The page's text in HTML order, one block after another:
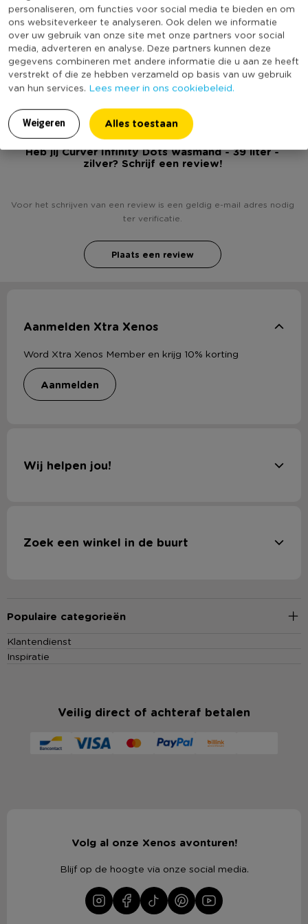
personaliseren, om functies voor social media te bieden en om
ons websiteverkeer te analyseren. Ook delen we informatie
over uw gebruik van onze site met onze partners voor social
media, adverteren en analyse. Deze partners kunnen deze
gegevens combineren met andere informatie die u aan ze heeft
verstrekt of die ze hebben verzameld op basis van uw gebruik
van hun services. Lees meer in ons cookiebeleid.
Weigeren Alles toestaan
Productlengte (cm)
58
Merk
Curver
Met handvat
Ja
Duurzaamheidsscore
(Nog) geen score
bekend
Heb jij Curver Infinity Dots wasmand - 39 liter -
zilver? Schrijf een review!
Voor het schrijven van een review is een geldig e-mail adres nodig
ter verificatie.
Plaats een review
Aanmelden Xtra Xenos
Word Xtra Xenos Member en krijg 10% korting
aanmelden
Wij helpen jou!
Zoek een winkel in de buurt
Populaire categorieën
Klantendienst
Inspiratie
Veilig direct of achteraf betalen
Volg al onze Xenos avonturen!
Blijf op de hoogte via onze social media.